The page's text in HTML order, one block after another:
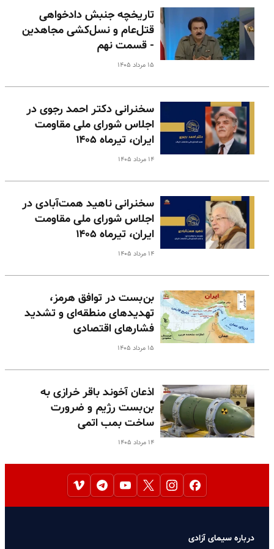
تاریخچه جنبش دادخواهی
قتل‌عام و نسل‌کشی مجاهدین
- قسمت نهم
۱۵ مرداد ۱۴۰۵
سخنرانی دکتر احمد رجوی در
اجلاس شورای ملی مقاومت
ایران، تیرماه ۱۴۰۵
۱۴ مرداد ۱۴۰۵
سخنرانی ناهید همت‌آبادی در
اجلاس شورای ملی مقاومت
ایران، تیرماه ۱۴۰۵
۱۴ مرداد ۱۴۰۵
بن‌بست در توافق هرمز،
تهدیدهای منطقه‌ای و تشدید
فشارهای اقتصادی
۱۵ مرداد ۱۴۰۵
اذعان آخوند باقر خرازی به
بن‌بست رژیم و ضرورت
ساخت بمب اتمی
۱۴ مرداد ۱۴۰۵
درباره سیمای آزادی